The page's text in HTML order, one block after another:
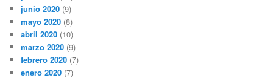
junio 2020 (9)
mayo 2020 (8)
abril 2020 (10)
marzo 2020 (9)
febrero 2020 (7)
enero 2020 (7)